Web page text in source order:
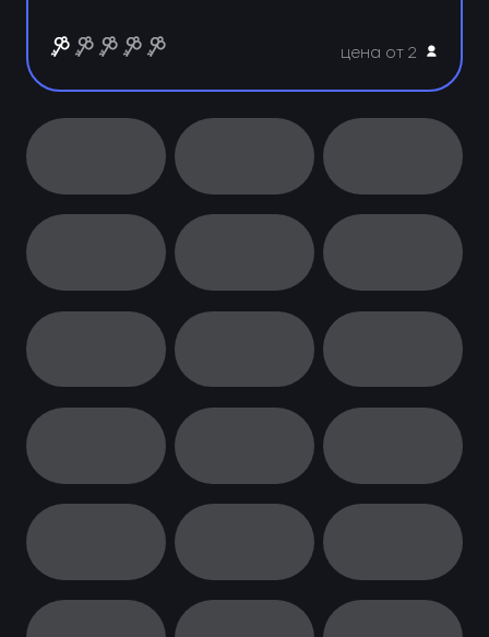
цена от 2